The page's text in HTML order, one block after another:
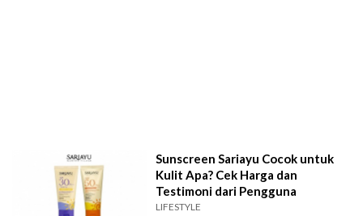
Sunscreen Sariayu Cocok untuk
Kulit Apa? Cek Harga dan
Testimoni dari Pengguna
LIFESTYLE